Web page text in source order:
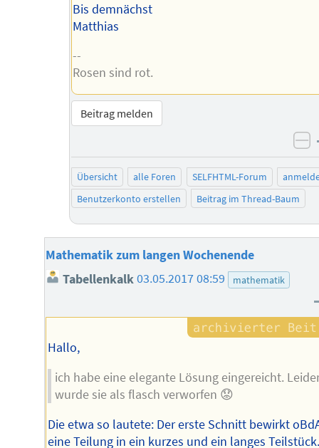
Bis demnächst
Matthias
--
Rosen sind rot.
Beitrag melden
Übersicht alle Foren SELFHTML-Forum
Benutzerkonto erstellen
Beitrag im Thread-Baum
Mathematik zum langen Wochenende
Tabellenkalk03.05.2017 08:59 mathematik
Hallo,
ich habe eine elegante Lösung eingereicht.
wurde sie als flasch verworfen 😟
Die etwa so lautete: Der erste Schnitt bewirkt
eine Teilung in ein kurzes und ein langes